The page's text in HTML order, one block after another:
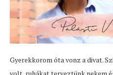
Gyerekkorom óta vonz a divat.